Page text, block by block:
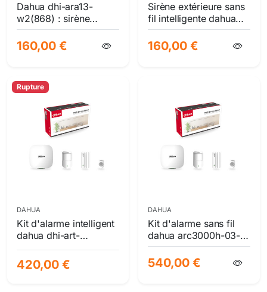
Dahua dhi-ara13-
w2(868) : sirène
extérieure sans fil
professionnelle | ip65
& 110 db | sécurité
160,00 €
Sirène extérieure sans
fil intelligente dahua
dhi-ara13-w2(868)
avec flash lumineux et
dissuasion sonore 110
160,00 €
Rupture
DAHUA
Kit d'alarme intelligent
dahua dhi-art-
arc3000h-03-gw2 |
hub 2g et accessoires
essentiels
420,00 €
DAHUA
Kit d'alarme sans fil
dahua arc3000h-03-
gw2(868) avec hub 4g
et détecteurs
intelligents
540,00 €